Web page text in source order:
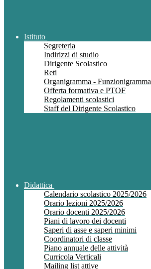
Istituto
Segreteria
Indirizzi di studio
Dirigente Scolastico
Reti
Organigramma - Funzionigramma
Offerta formativa e PTOF
Regolamenti scolastici
Staff del Dirigente Scolastico
Didattica
Calendario scolastico 2025/2026
Orario lezioni 2025/2026
Orario docenti 2025/2026
Piani di lavoro dei docenti
Saperi di asse e saperi minimi
Coordinatori di classe
Piano annuale delle attività
Curricola Verticali
Mailing list attive